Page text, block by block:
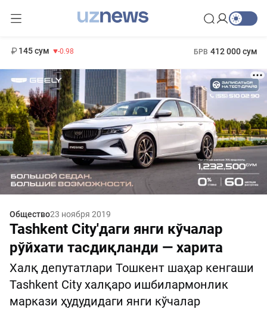
145 сум -0.98 БРВ 412 000 сум
Общество23 ноября 2019
Tashkent City'даги янги кўчалар
рўйхати тасдиқланди — харита
Халқ депутатлари Тошкент шаҳар кенгаши
Tashkent City халқаро ишбилармонлик
маркази ҳудудидаги янги кўчалар